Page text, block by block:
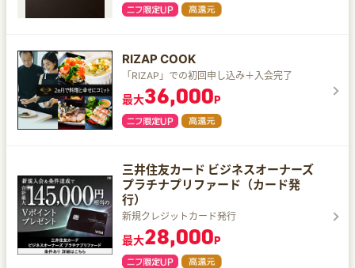
RIZAP COOK
「RIZAP」での初回申し込み＋入会完了
最大36,000P
三井住友カード ビジネスオーナーズ
プラチナプリファード（カード発
行）
新規クレジットカード発行
最大28,000P